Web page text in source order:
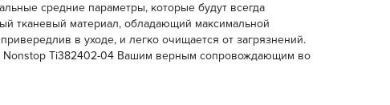
средние параметры, которые будут всегда
тканевый материал, обладающий максимальной
в уходе, и легко очищается от загрязнений.
Nonstop Ti382402-04 Вашим верным сопровождающим во